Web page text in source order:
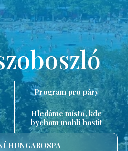
Program pro páry
Hledáme místo, kde
bychom mohli hostit
HUNGAROSPA